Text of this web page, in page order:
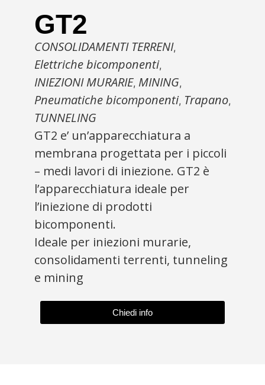
GT2
CONSOLIDAMENTI TERRENI,
Elettriche bicomponenti,
INIEZIONI MURARIE, MINING,
Pneumatiche bicomponenti, Trapano,
TUNNELING
GT2 e’ un’apparecchiatura a
membrana progettata per i piccoli
– medi lavori di iniezione. GT2 è
l’apparecchiatura ideale per
l’iniezione di prodotti
bicomponenti.
Ideale per iniezioni murarie,
consolidamenti terrenti, tunneling
e mining
Chiedi info